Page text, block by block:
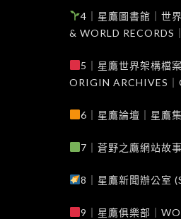
4｜星鷹圖書館｜世
& WORLD RECORDS
5｜星鷹世界架構檔
ORIGIN ARCHIVES｜
6｜星鷹論壇｜星鷹
7｜蒼野之鷹網站故
8｜星鷹新聞辦公室
9｜星鷹俱樂部｜